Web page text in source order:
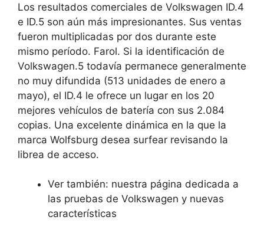
Los resultados comerciales de Volkswagen ID.4
e ID.5 son aún más impresionantes. Sus ventas
fueron multiplicadas por dos durante este
mismo período. Farol. Si la identificación de
Volkswagen.5 todavía permanece generalmente
no muy difundida (513 unidades de enero a
mayo), el ID.4 le ofrece un lugar en los 20
mejores vehículos de batería con sus 2.084
copias. Una excelente dinámica en la que la
marca Wolfsburg desea surfear revisando la
librea de acceso.
Ver también: nuestra página dedicada a
las pruebas de Volkswagen y nuevas
características